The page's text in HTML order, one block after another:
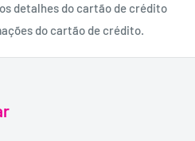
detalhes do cartão de crédito
do cartão de crédito.